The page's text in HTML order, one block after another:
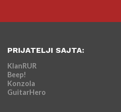
PRIJATELJI SAJTA:
KlanRUR
Beep!
Konzola
GuitarHero